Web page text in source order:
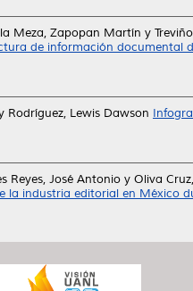
Meza, Zapopan Martín y
de información documental
Rodríguez, Lewis Dawson
Reyes, José Antonio y Oliva
la industria editorial en México